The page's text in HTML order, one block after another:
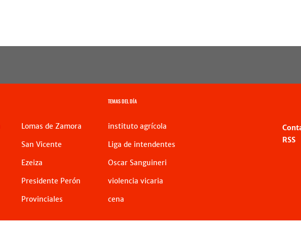
Lomas de Zamora
San Vicente
Ezeiza
Presidente Perón
Provinciales
TEMAS DEL DÍA
instituto agrícola
Liga de intendentes
Oscar Sanguineri
violencia vicaria
cena
RSS